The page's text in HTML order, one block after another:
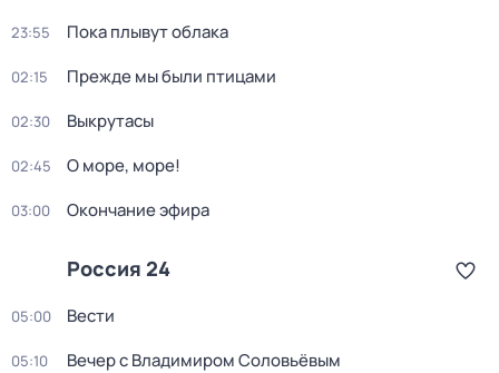
23:55 Пока плывут облака
02:15 Прежде мы были птицами
02:30 Выкрутасы
02:45 О море, море!
03:00 Окончание эфира
Россия 24
05:00 Вести
05:10 Вечер с Владимиром Соловьёвым